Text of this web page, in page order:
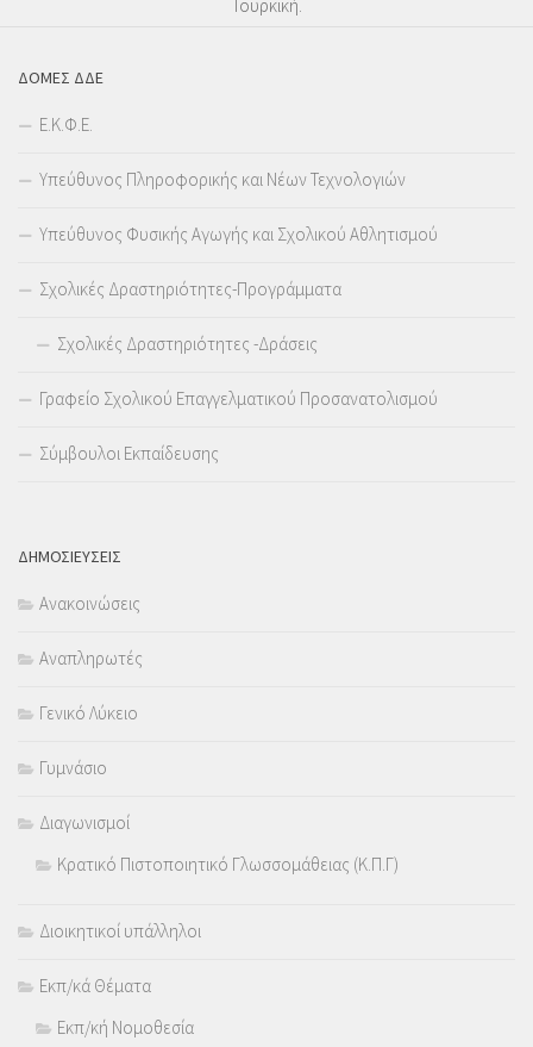
Τουρκική.
ΔΟΜΕΣ ΔΔΕ
Ε.Κ.Φ.Ε.
Υπεύθυνος Πληροφορικής και Νέων Τεχνολογιών
Υπεύθυνος Φυσικής Αγωγής και Σχολικού Αθλητισμού
Σχολικές Δραστηριότητες-Προγράμματα
Σχολικές Δραστηριότητες -Δράσεις
Γραφείο Σχολικού Επαγγελματικού Προσανατολισμού
Σύμβουλοι Εκπαίδευσης
ΔΗΜΟΣΙΕΥΣΕΙΣ
Ανακοινώσεις
Αναπληρωτές
Γενικό Λύκειο
Γυμνάσιο
Διαγωνισμοί
Κρατικό Πιστοποιητικό Γλωσσομάθειας (Κ.Π.Γ)
Διοικητικοί υπάλληλοι
Εκπ/κά Θέματα
Εκπ/κή Νομοθεσία